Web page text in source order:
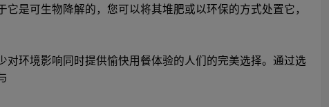
是可生物降解的，您可以将其堆肥或以环保的方式处置它，
环境影响同时提供愉快用餐体验的人们的完美选择。通过选